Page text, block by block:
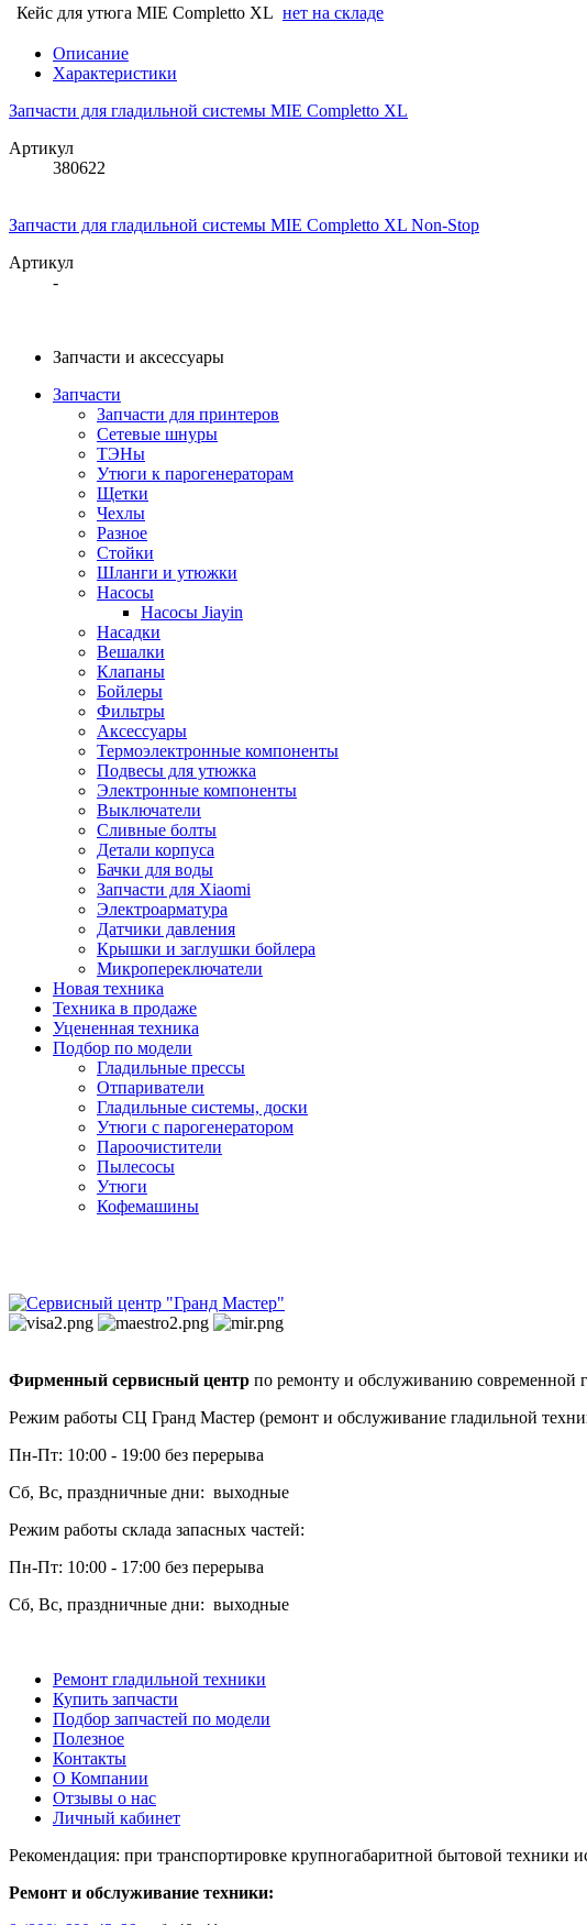
Кейс для утюга MIE Completto XL нет на складе
Описание
Характеристики
Запчасти для гладильной системы MIE Completto XL
Артикул
380622
Запчасти для гладильной системы MIE Completto XL Non-Stop
Артикул
-
Запчасти и аксессуары
Запчасти
Запчасти для принтеров
Сетевые шнуры
ТЭНы
Утюги к парогенераторам
Щетки
Чехлы
Разное
Стойки
Шланги и утюжки
Насосы
Насосы Jiayin
Насадки
Вешалки
Клапаны
Бойлеры
Фильтры
Аксессуары
Термоэлектронные компоненты
Подвесы для утюжка
Электронные компоненты
Выключатели
Сливные болты
Детали корпуса
Бачки для воды
Запчасти для Xiaomi
Электроарматура
Датчики давления
Крышки и заглушки бойлера
Микропереключатели
Новая техника
Техника в продаже
Уцененная техника
Подбор по модели
Гладильные прессы
Отпариватели
Гладильные системы, доски
Утюги с парогенератором
Пароочистители
Пылесосы
Утюги
Кофемашины
Фирменный сервисный центр по ремонту и обслуживанию современной
Режим работы СЦ Гранд Мастер (ремонт и обслуживание гладильной
Пн-Пт: 10:00 - 19:00 без перерыва
Сб, Вс, праздничные дни: выходные
Режим работы склада запасных частей:
Пн-Пт: 10:00 - 17:00 без перерыва
Сб, Вс, праздничные дни: выходные
Ремонт гладильной техники
Купить запчасти
Подбор запчастей по модели
Полезное
Контакты
О Компании
Отзывы о нас
Личный кабинет
Рекомендация: при транспортировке крупногабаритной бытовой техники
Ремонт и обслуживание техники: